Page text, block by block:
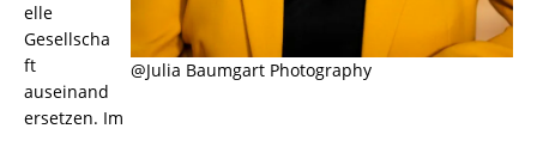
@Julia Baumgart Photography
elle
Gesellscha
ft
auseinand
ersetzen. Im